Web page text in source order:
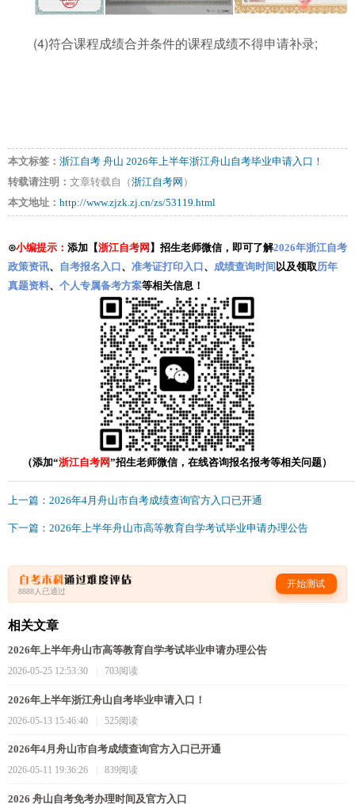
(4)符合课程成绩合并条件的课程成绩不得申请补录;
本文标签： 浙江自考 舟山 2026年上半年浙江舟山自考毕业申请入口！
转载请注明： 文章转载自（浙江自考网 ）
本文地址： http://www.zjzk.zj.cn/zs/53119.html
⊙小编提示： 添加【浙江自考网 】招生老师微信，即可了解2026年浙江自考
政策资讯、 自考报名入口 、 准考证打印入口 、 成绩查询时间 以及领取历年
真题资料、 个人专属备考方案等相关信息！
（添加“浙江自考网”招生老师微信，在线咨询报名报考等相关问题）
上一篇：2026年4月舟山市自考成绩查询官方入口已开通
下一篇：2026年上半年舟山市高等教育自学考试毕业申请办理公告
8888人已通过
开始测试
相关文章
2026年上半年舟山市高等教育自学考试毕业申请办理公告
2026-05-25 12:53:30
703阅读
2026年上半年浙江舟山自考毕业申请入口！
2026-05-13 15:46:40
|525阅读
2026年4月舟山市自考成绩查询官方入口已开通
2026-05-11 19:36:26
|839阅读
2026 舟山自考免考办理时间及官方入口